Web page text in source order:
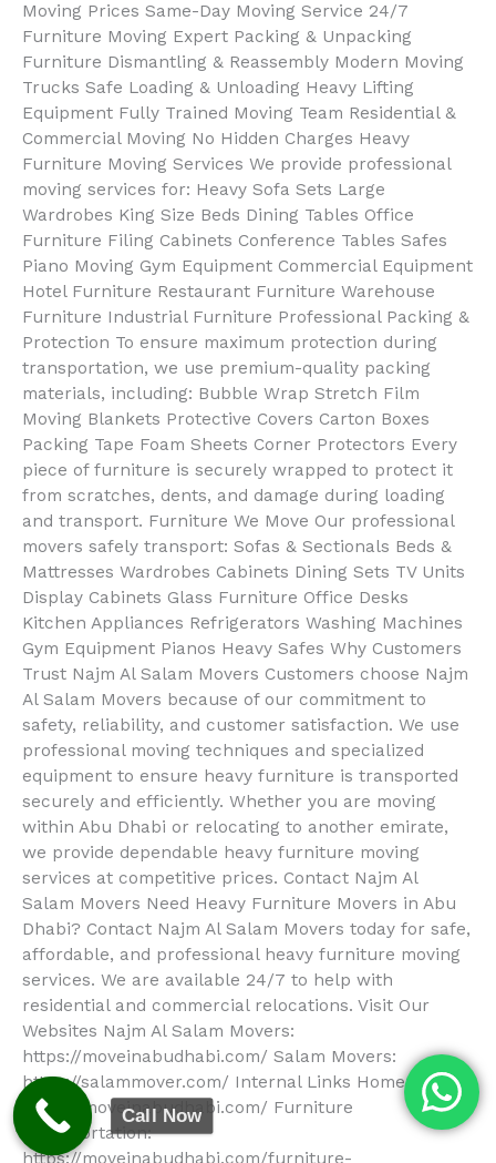
Moving Prices Same-Day Moving Service 24/7
Furniture Moving Expert Packing & Unpacking
Furniture Dismantling & Reassembly Modern Moving
Trucks Safe Loading & Unloading Heavy Lifting
Equipment Fully Trained Moving Team Residential &
Commercial Moving No Hidden Charges Heavy
Furniture Moving Services We provide professional
moving services for: Heavy Sofa Sets Large
Wardrobes King Size Beds Dining Tables Office
Furniture Filing Cabinets Conference Tables Safes
Piano Moving Gym Equipment Commercial Equipment
Hotel Furniture Restaurant Furniture Warehouse
Furniture Industrial Furniture Professional Packing &
Protection To ensure maximum protection during
transportation, we use premium-quality packing
materials, including: Bubble Wrap Stretch Film
Moving Blankets Protective Covers Carton Boxes
Packing Tape Foam Sheets Corner Protectors Every
piece of furniture is securely wrapped to protect it
from scratches, dents, and damage during loading
and transport. Furniture We Move Our professional
movers safely transport: Sofas & Sectionals Beds &
Mattresses Wardrobes Cabinets Dining Sets TV Units
Display Cabinets Glass Furniture Office Desks
Kitchen Appliances Refrigerators Washing Machines
Gym Equipment Pianos Heavy Safes Why Customers
Trust Najm Al Salam Movers Customers choose Najm
Al Salam Movers because of our commitment to
safety, reliability, and customer satisfaction. We use
professional moving techniques and specialized
equipment to ensure heavy furniture is transported
securely and efficiently. Whether you are moving
within Abu Dhabi or relocating to another emirate,
we provide dependable heavy furniture moving
services at competitive prices. Contact Najm Al
Salam Movers Need Heavy Furniture Movers in Abu
Dhabi? Contact Najm Al Salam Movers today for safe,
affordable, and professional heavy furniture moving
services. We are available 24/7 to help with
residential and commercial relocations. Visit Our
Websites Najm Al Salam Movers:
https://moveinabudhabi.com/ Salam Movers:
https://salammover.com/ Internal Links Home:
https://moveinabudhabi.com/ Furniture
Transportation:
Call Now